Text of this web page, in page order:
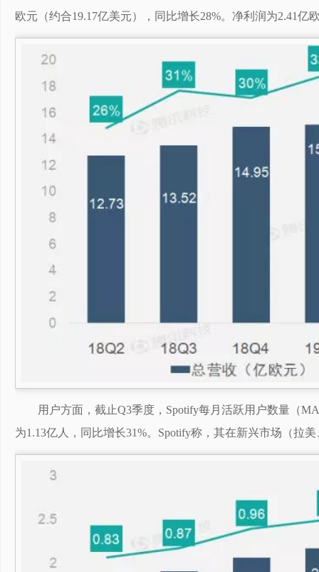
欧元（约合19.17亿美元），同比增长28%。净利润为2.41亿
用户方面，截止Q3季度，Spotify每月活跃用户数量（
为1.13亿人，同比增长31%。Spotify称，其在新兴市场（拉